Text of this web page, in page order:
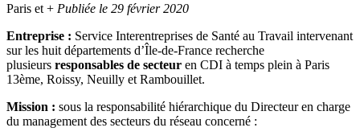
Paris et + Publiée le 29 février 2020
Entreprise : Service Interentreprises de Santé au Travail intervenant
sur les huit départements d’Île-de-France recherche
plusieurs responsables de secteur en CDI à temps plein à Paris
13ème, Roissy, Neuilly et Rambouillet.
Mission : sous la responsabilité hiérarchique du Directeur en charge
du management des secteurs du réseau concerné :